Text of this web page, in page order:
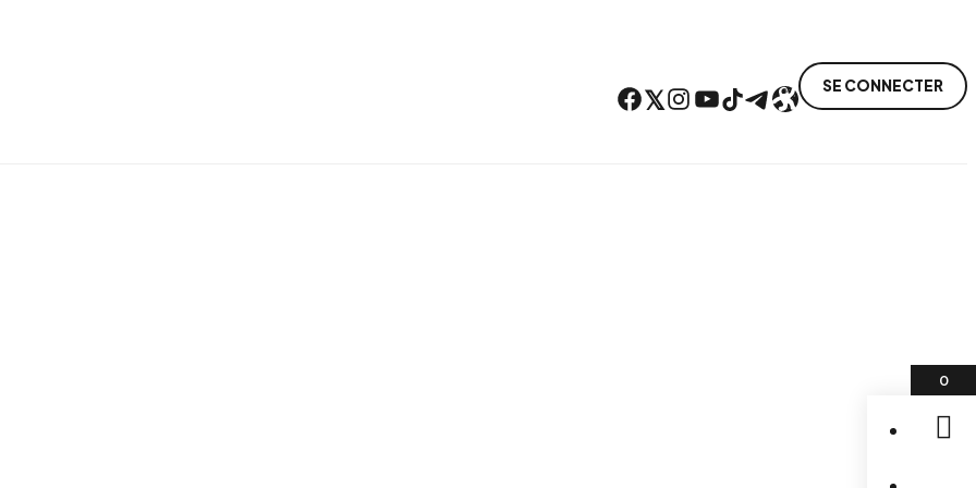
Facebook Twitter Instagram YouTube TikTok TelegramLien SE CONNECTER
0